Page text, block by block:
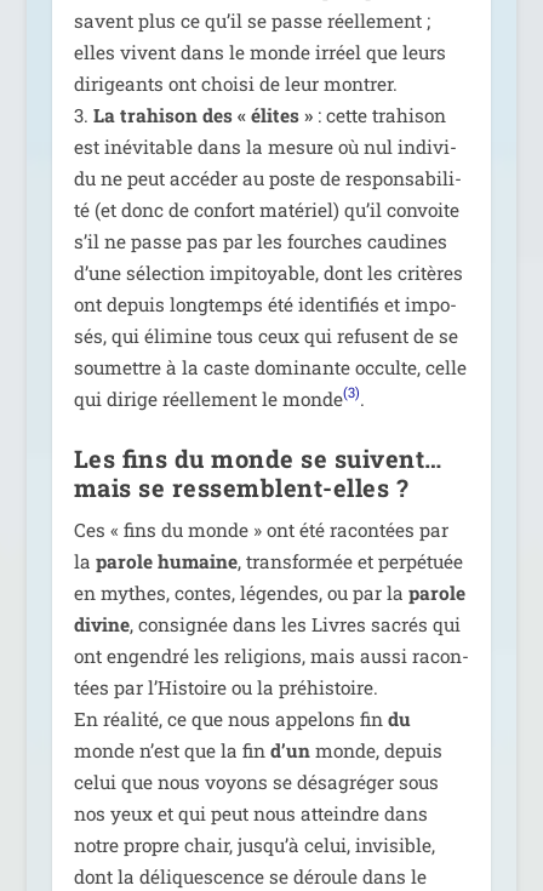
savent plus ce qu’il se passe réel­le­ment ;
elles vivent dans le monde irréel que leurs
diri­geants ont choi­si de leur mon­trer.
3. La tra­hi­son des « élites »: cette tra­hi­son
est inévi­table dans la mesure où nul indi­vi­
du ne peut accé­der au poste de res­pon­sa­bi­li­
té (et donc de confort maté­riel) qu’il convoite
s’il ne passe pas par les fourches cau­dines
d’une sélec­tion impi­toyable, dont les cri­tères
ont depuis long­temps été iden­ti­fiés et impo­
sés, qui éli­mine tous ceux qui refusent de se
sou­mettre à la caste domi­nante occulte, celle
qui dirige réel­le­ment le monde(3).
Les fins du monde se suivent…
mais se ressemblent-elles ?
Ces « fins du monde » ont été racon­tées par
la parole humaine, trans­for­mée et per­pé­tuée
en mythes, contes, légendes, ou par la parole
divine, consi­gnée dans les Livres sacrés qui
ont engen­dré les reli­gions, mais aus­si racon­
tées par l’Histoire ou la pré­his­toire.
En réa­li­té, ce que nous appe­lons fin du
monde n’est que la fin d’unmonde, depuis
celui que nous voyons se désa­gré­ger sous
nos yeux et qui peut nous atteindre dans
notre propre chair, jusqu’à celui, invi­sible,
dont la déli­ques­cence se déroule dans le